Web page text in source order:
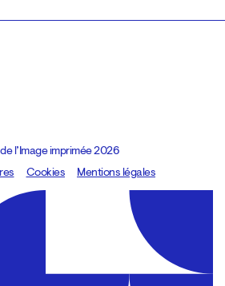
l’Image imprimée 2026
, code:8080.studio
Cookies Mentions légales